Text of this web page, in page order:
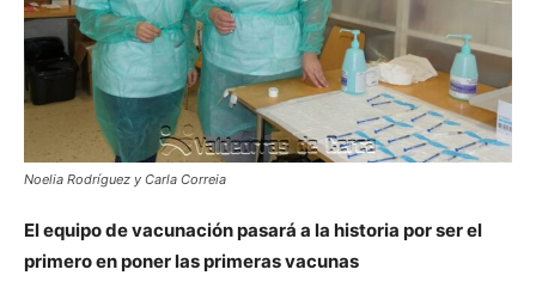
Noelia Rodríguez y Carla Correia
El equipo de vacunación pasará a la historia por ser el
primero en poner las primeras vacunas